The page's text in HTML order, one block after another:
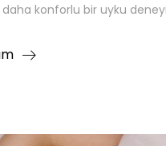
konforlu bir uyku